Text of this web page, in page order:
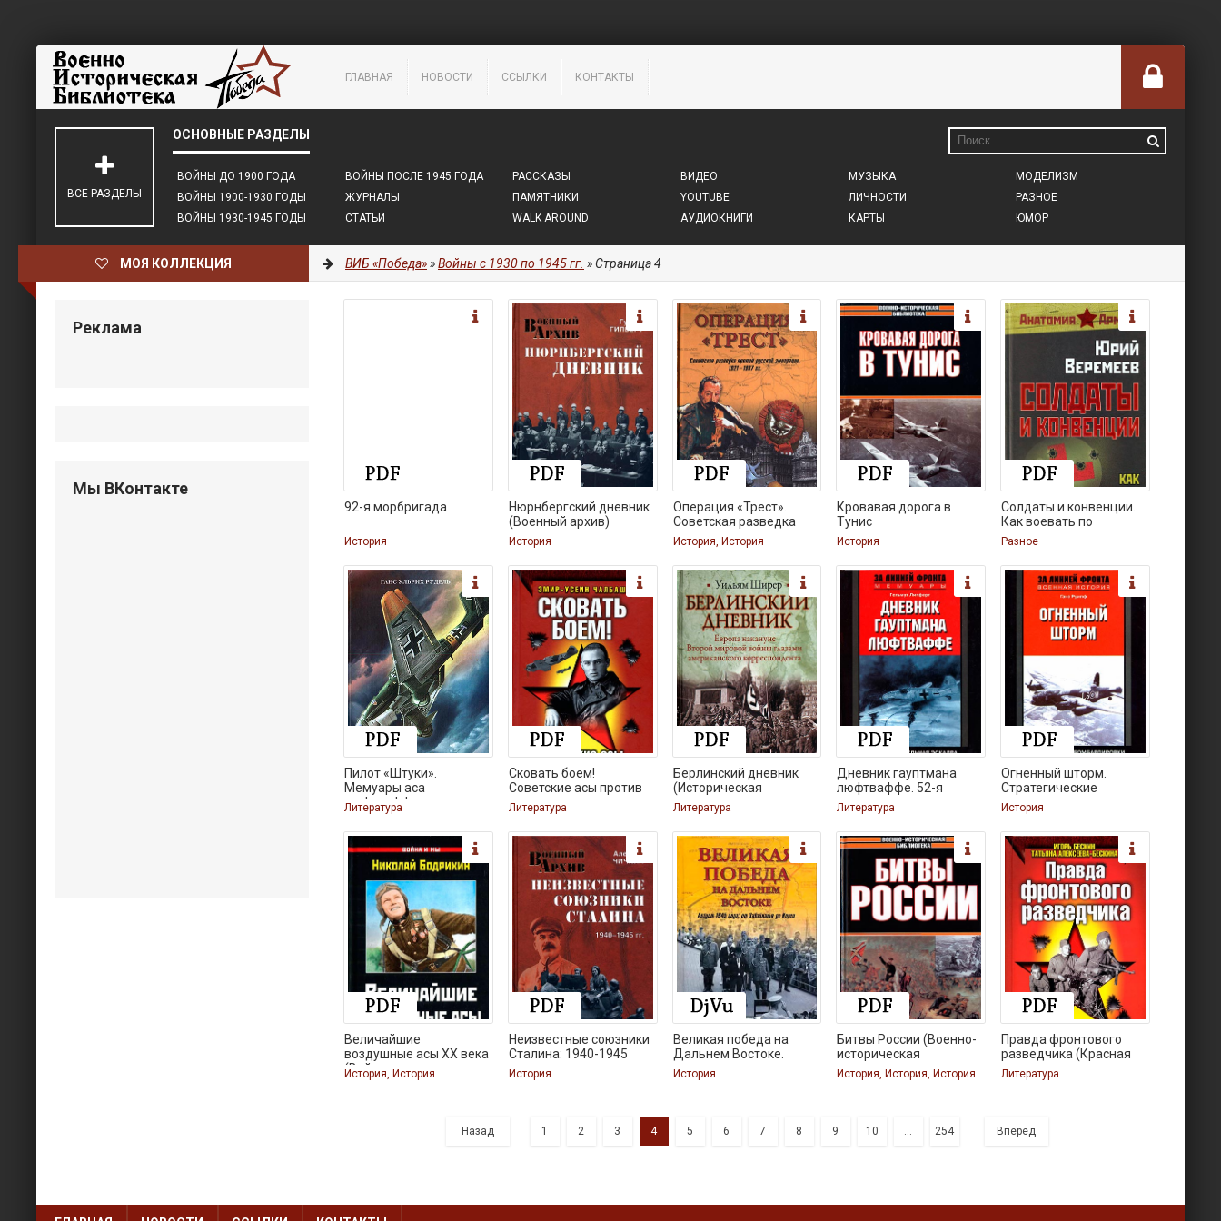
ГЛАВНАЯ НОВОСТИ ССЫЛКИ КОНТАКТЫ
ВОЙНЫ ДО 1900 ГОДА
ВОЙНЫ 1900-1930 ГОДЫ
ВОЙНЫ 1930-1945 ГОДЫ
ВОЙНЫ ПОСЛЕ 1945 ГОДА
ЖУРНАЛЫ
СТАТЬИ
РАССКАЗЫ
ПАМЯТНИКИ
WALK AROUND
ВИДЕО
YOUTUBE
АУДИОКНИГИ
МУЗЫКА
ЛИЧНОСТИ
КАРТЫ
МОДЕЛИЗМ
РАЗНОЕ
ЮМОР
ВСЕ РАЗДЕЛЫ
МОЯ КОЛЛЕКЦИЯ ВИБ «Победа»»Войны с 1930 по 1945 гг. » Страница 4
92-я морбригада
История
Нюрнбергский дневник
(Военный архив)
История
Операция «Трест».
Советская разведка
История, История
Кровавая дорога в
Тунис
История
Солдаты и конвенции.
Как воевать по
Разное
Пилот «Штуки».
Мемуары аса
люфтваффе
Литература
Сковать боем!
Советские асы против
Литература
Берлинский дневник
(Историческая
Литература
Дневник гауптмана
люфтваффе. 52-я
Литература
Огненный шторм.
Стратегические
История
Величайшие
воздушные асы XX века
(Война
История, История
Неизвестные союзники
Сталина: 1940-1945
История
Великая победа на
Дальнем Востоке.
История
Битвы России (Военно-
историческая
История, История, История
Правда фронтового
разведчика (Красная
Литература
Назад 1 2 3 4 5 6 7 8 9 10 ... 254 Вперед
Реклама
Мы ВКонтакте